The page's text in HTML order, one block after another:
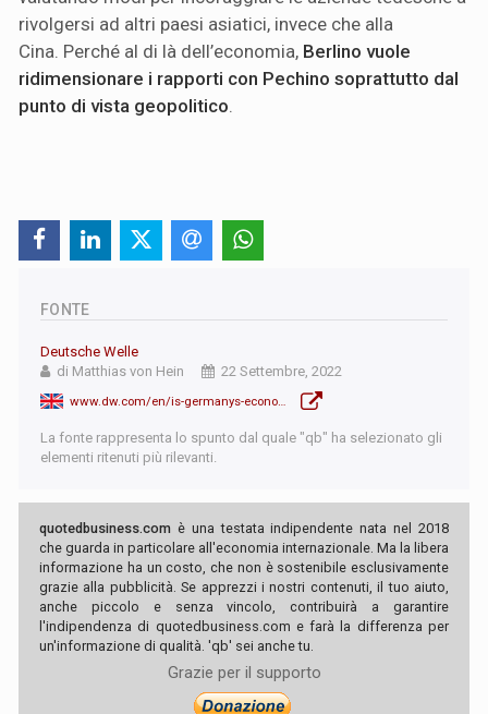
rivolgersi ad altri paesi asiatici, invece che alla
Cina. Perché al di là dell’economia, Berlino vuole
ridimensionare i rapporti con Pechino soprattutto dal
punto di vista geopolitico
FONTE
Deutsche Welle
di Matthias von Hein
22 Settembre, 2022
La fonte rappresenta lo spunto dal quale "qb" ha selezionato gli
elementi ritenuti più rilevanti.
quotedbusiness.com è una testata indipendente nata nel 2018
che guarda in particolare all'economia internazionale. Ma la libera
informazione ha un costo, che non è sostenibile esclusivamente
grazie alla pubblicità. Se apprezzi i nostri contenuti, il tuo aiuto,
anche piccolo e senza vincolo, contribuirà a garantire
l'indipendenza di quotedbusiness.com e farà la differenza per
un'informazione di qualità. 'qb' sei anche tu.
Grazie per il supporto